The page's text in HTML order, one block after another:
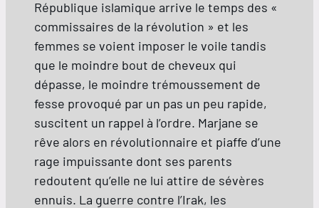
République islamique arrive le temps des «
commissaires de la révolution » et les
femmes se voient imposer le voile tandis
que le moindre bout de cheveux qui
dépasse, le moindre trémoussement de
fesse provoqué par un pas un peu rapide,
suscitent un rappel à l’ordre. Marjane se
rêve alors en révolutionnaire et piaffe d’une
rage impuissante dont ses parents
redoutent qu’elle ne lui attire de sévères
ennuis. La guerre contre l’Irak, les